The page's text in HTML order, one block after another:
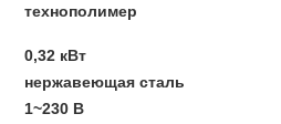
технополимер
0,32 кВт
нержавеющая сталь
1~230 В